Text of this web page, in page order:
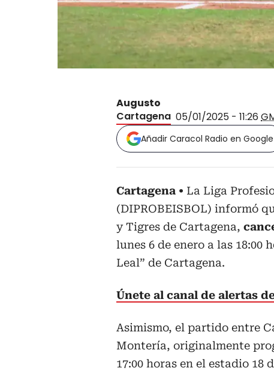
Augusto
Cartagena 05/01/2025 - 11:26
Añadir Caracol Radio en Google
Cartagena
La Liga
(DIPROBEISBOL) informó
y Tigres de Cartagena,
lunes 6 de enero a las 18:00
Leal” de Cartagena.
Únete al canal de alertas
Asimismo, el partido entre
Montería, originalmente
17:00 horas en el estadio 18